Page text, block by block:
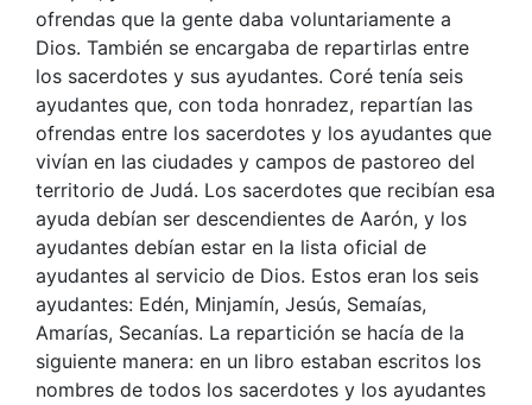
ofrendas que la gente daba voluntariamente a
Dios. También se encargaba de repartirlas entre
los sacerdotes y sus ayudantes. Coré tenía seis
ayudantes que, con toda honradez, repartían las
ofrendas entre los sacerdotes y los ayudantes que
vivían en las ciudades y campos de pastoreo del
territorio de Judá. Los sacerdotes que recibían esa
ayuda debían ser descendientes de Aarón, y los
ayudantes debían estar en la lista oficial de
ayudantes al servicio de Dios. Estos eran los seis
ayudantes: Edén, Minjamín, Jesús, Semaías,
Amarías, Secanías. La repartición se hacía de la
siguiente manera: en un libro estaban escritos los
nombres de todos los sacerdotes y los ayudantes